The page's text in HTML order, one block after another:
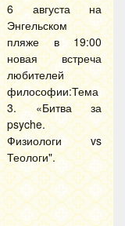
6 августа на
Энгельском
пляже в 19:00
новая встреча
любителей
философии:Тема
3. «Битва за
psyche.
Физиологи vs
Теологи".